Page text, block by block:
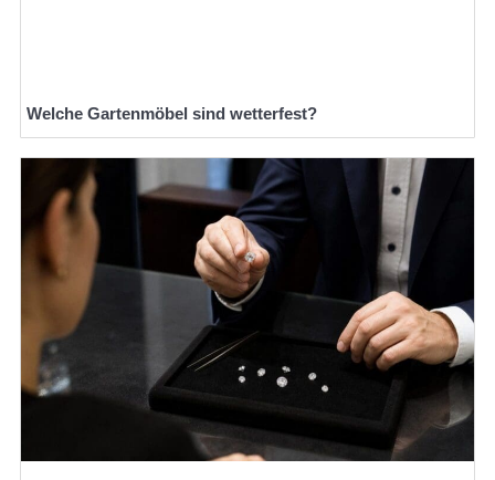
Welche Gartenmöbel sind wetterfest?